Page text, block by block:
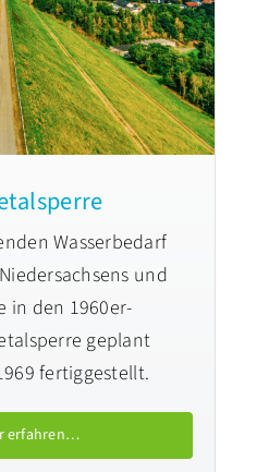
Wasserbedarf
und
in den 1960er-
geplant
fertiggestellt.
erfahren…